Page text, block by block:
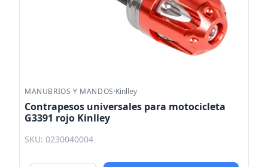
MANUBRIOS Y MANDOS·Kinlley
Contrapesos universales para motocicleta
G3391 rojo Kinlley
SKU: 0230040004